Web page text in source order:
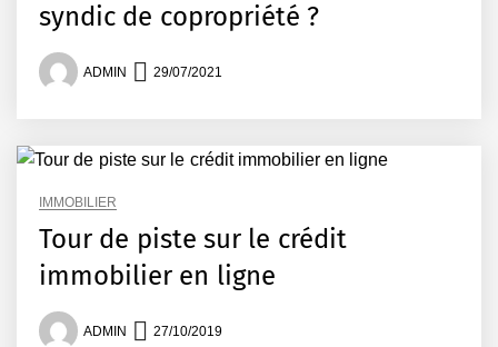
syndic de copropriété ?
ADMIN 29/07/2021
IMMOBILIER
Tour de piste sur le crédit
immobilier en ligne
ADMIN 27/10/2019